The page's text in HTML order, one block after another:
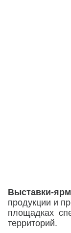
Выставки-
продукции и
площадках
территорий.